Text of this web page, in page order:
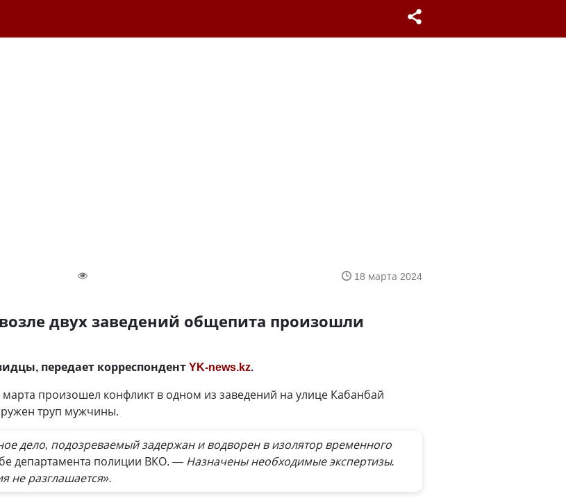
18 марта 2024
двух заведений общепита произошли
передает корреспондентYK-news.kz.
произошел конфликт в одном из заведений на улице Кабанбай
труп мужчины.
дело, подозреваемый задержан и водворен в изолятор временного
департамента полиции ВКО. — Назначены необходимые экспертизы.
не разглашается».